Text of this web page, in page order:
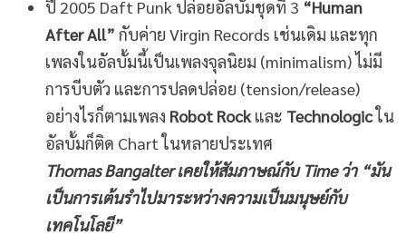
ปี 2005 Daft Punk ปล่อยอัลบั้มชุดที่ 3 “Human
After All” กับค่าย Virgin Records เช่นเดิม และทุก
เพลงในอัลบั้มนี้เป็นเพลงจุลนิยม (minimalism) ไม่มี
การบีบตัว และการปลดปล่อย (tension/release)
อย่างไรก็ตามเพลง Robot Rockและ Technologicใน
อัลบั้มก็ติด Chart ในหลายประเทศ
Thomas Bangalterเคยให้สัมภาษณ์กับTimeว่า“มัน
เป็นการเต้นรำไปมาระหว่างความเป็นมนุษย์กับ
เทคโนโลยี”